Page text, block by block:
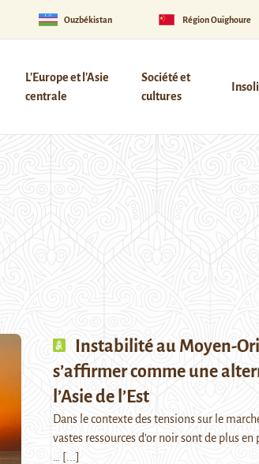
Ouzbékistan Région Ouïghoure
L'Europe et l'Asie
centrale
Société et
cultures
Instabilité au Moyen-
s’affirmer comme une
l’Asie de l’Est
Dans le contexte des tensions sur le
vastes ressources d'or noir sont de plus
[...]